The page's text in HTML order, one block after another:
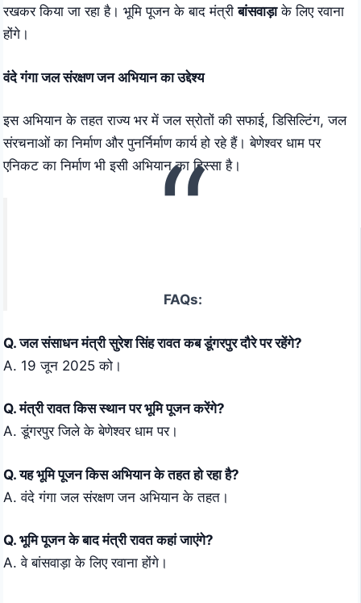
रखकर किया जा रहा है। भूमि पूजन के बाद मंत्रीबांसवाड़ाके लिए रवाना
होंगे।
वंदे गंगा जल संरक्षण जन अभियान का उद्देश्य
इस अभियान के तहत राज्य भर में जल स्रोतों की सफाई, डिसिल्टिंग, जल
संरचनाओं का निर्माण और पुनर्निर्माण कार्य हो रहे हैं। बेणेश्वर धाम पर
एनिकट का निर्माण भी इसी अभियान का हिस्सा है।
FAQs:
Q. जल संसाधन मंत्री सुरेश सिंह रावत कब डूंगरपुर दौरे पर रहेंगे?
A. 19 जून 2025 को।
Q. मंत्री रावत किस स्थान पर भूमि पूजन करेंगे?
A. डूंगरपुर जिले के बेणेश्वर धाम पर।
Q. यह भूमि पूजन किस अभियान के तहत हो रहा है?
A. वंदे गंगा जल संरक्षण जन अभियान के तहत।
Q. भूमि पूजन के बाद मंत्री रावत कहां जाएंगे?
A. वे बांसवाड़ा के लिए रवाना होंगे।